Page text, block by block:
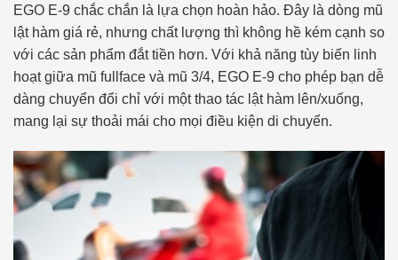
EGO E-9 chắc chắn là lựa chọn hoàn hảo. Đây là dòng mũ
lật hàm giá rẻ, nhưng chất lượng thì không hề kém cạnh so
với các sản phẩm đắt tiền hơn. Với khả năng tùy biến linh
hoạt giữa mũ fullface và mũ 3/4, EGO E-9 cho phép bạn dễ
dàng chuyển đổi chỉ với một thao tác lật hàm lên/xuống,
mang lại sự thoải mái cho mọi điều kiện di chuyển.